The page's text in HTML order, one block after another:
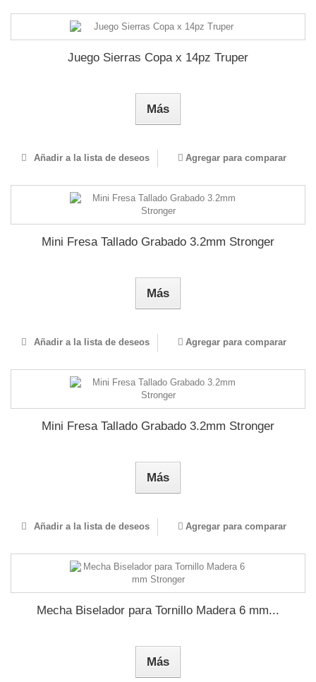
Juego Sierras Copa x 14pz Truper
Más
Añadir a la lista de deseos Agregar para comparar
Mini Fresa Tallado Grabado 3.2mm Stronger
Más
Añadir a la lista de deseos Agregar para comparar
Mini Fresa Tallado Grabado 3.2mm Stronger
Más
Añadir a la lista de deseos Agregar para comparar
Mecha Biselador para Tornillo Madera 6 mm...
Más